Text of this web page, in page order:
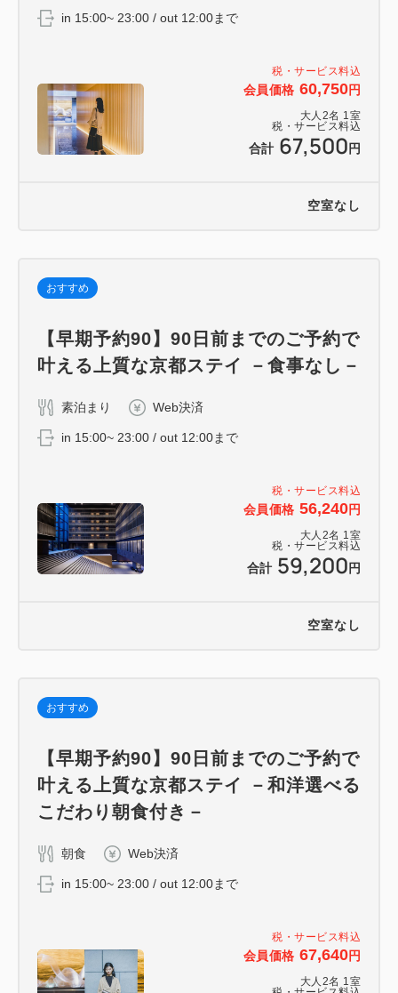
税・サービス料込
会員価格 60,750円
大人 2名 1室
税・サービス料込
合計 67,500 円
in 15:00~ 23:00 / out 12:00まで
空室なし
税・サービス料込
会員価格 56,240円
大人 2名 1室
税・サービス料込
合計 59,200 円
おすすめ
【早期予約90】90日前までのご予約で
叶える上質な京都ステイ －食事なし－
素泊まり Web決済
in 15:00~ 23:00 / out 12:00まで
空室なし
税・サービス料込
会員価格 67,640円
大人 2名 1室
おすすめ
【早期予約90】90日前までのご予約で
叶える上質な京都ステイ －和洋選べる
こだわり朝食付き－
朝食 Web決済
in 15:00~ 23:00 / out 12:00まで